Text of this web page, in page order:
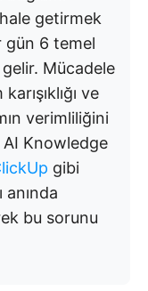
getirmek
gün 6 temel
gelir. Mücadele
ve
verimliliğini
AI Knowledge
gibi
bu sorunu